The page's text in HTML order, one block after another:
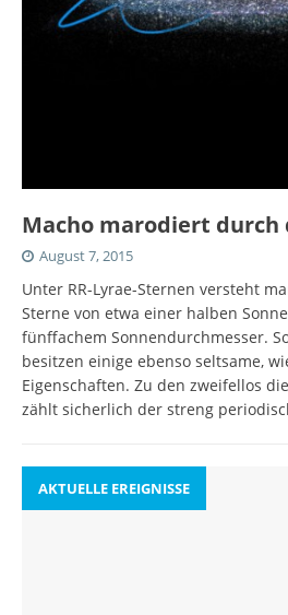
Macho marodiert durch
August 7, 2015
Unter RR-Lyrae-Sternen versteht
Sterne von etwa einer halben
fünffachem Sonnendurchmesser.
besitzen einige ebenso seltsame,
Eigenschaften. Zu den zweifellos
zählt sicherlich der streng
AKTUELLE EREIGNISSE